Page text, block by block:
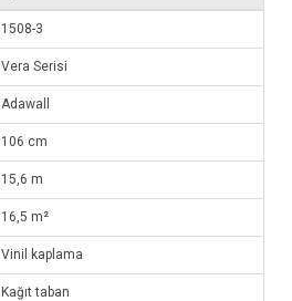
1508-3
Vera Serisi
Adawall
106 cm
15,6 m
16,5 m²
Vinil kaplama
Kağıt taban